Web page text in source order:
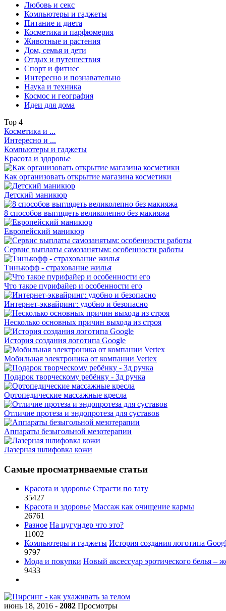
Любовь и секс
Компьютеры и гаджеты
Питание и диета
Косметика и парфюмерия
Животные и растения
Дом, семья и дети
Отдых и путешествия
Спорт и фитнес
Интересно и познавательно
Наука и техника
Космос и география
Идеи для дома
Top 4
Косметика и ...
Интересно и ...
Компьютеры и гаджеты
Красота и здоровье
Как организовать открытие магазина косметики
Детский маникюр
8 способов выглядеть великолепно без макияжа
Европейский маникюр
Сервис выплаты самозанятым: особенности работы
Тинькофф - страхование жилья
Что такое пурифайер и особенности его
Интернет-эквайринг: удобно и безопасно
Несколько основных причин выхода из строя
История создания логотипа Google
Мобильная электроника от компании Vertex
Подарок творческому ребёнку - 3д ручка
Ортопедические массажные кресла
Отличие протеза и эндопротеза для суставов
Аппараты безыгольной мезотерапии
Лазерная шлифовка кожи
Самые просматриваемые статьи
Красота и здоровье Страсти по тату
35427
Красота и здоровье Массаж как очищение кармы
26761
Разное На цугундер что это?
11002
Компьютеры и гаджеты История создания логотипа
9797
Мода и покупки Новый аксессуар эротического белья –
9433
июнь 18, 2016 - 2082 Просмотры